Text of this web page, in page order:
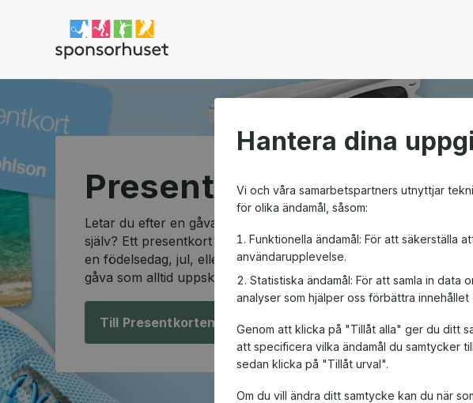
Hantera dina
Vi och våra samarbetspartners utnyttjar
för olika ändamål, såsom:
Funktionella ändamål: För att säkerställa
användarupplevelse.
Statistiska ändamål: För att samla in
analyser som hjälper oss förbättra
Genom att klicka på "Tillåt alla" ger du ditt
att specificera vilka ändamål du samtycker
sedan klicka på "Tillåt urval".
Om du vill ändra ditt samtycke kan du när
Sponsorhuset shop
Presentkortsshopen
Letar du efter en gåva som passar alla och som ger friheten att
själv? Ett presentkort är den perfekta lösningen! Oavsett om det
en födelsedag, jul, eller en speciell anledning, är ett presentkort
gåva som alltid uppskattas.
Till Presentkorten!